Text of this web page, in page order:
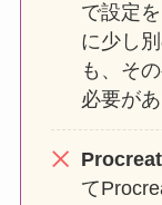
で設定
に少し
も、そ
必要が
て